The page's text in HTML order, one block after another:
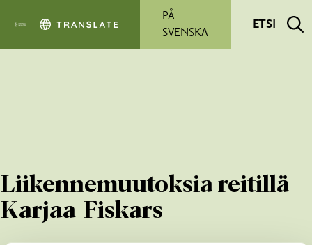
PÅ
SVENSKA
ETSI
Liikennemuutoksia reitillä
Karjaa-Fiskars